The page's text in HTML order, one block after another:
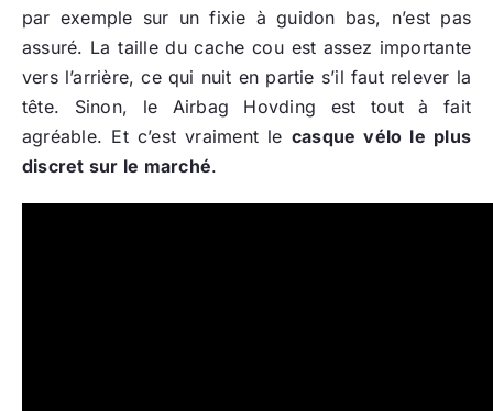
par exemple sur un fixie à guidon bas, n’est pas
assuré. La taille du cache cou est assez importante
vers l’arrière, ce qui nuit en partie s’il faut relever la
tête. Sinon, le Airbag Hovding est tout à fait
agréable. Et c’est vraiment le casque vélo le plus
discret sur le marché.